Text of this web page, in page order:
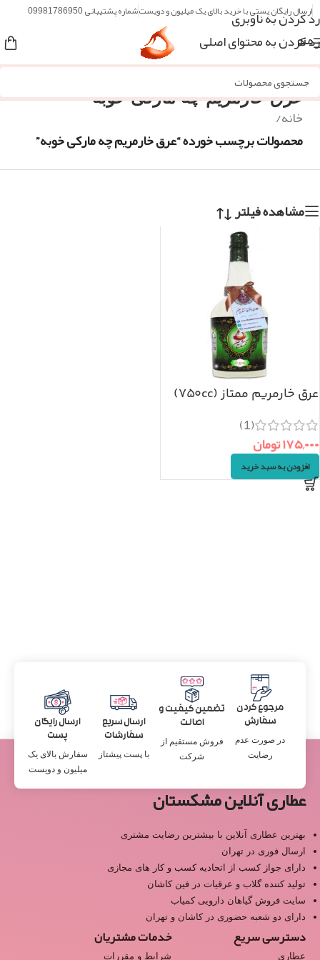
رد کردن به ناوبری
رد کردن به محتوای اصلی
ارسال رایگان پستی با خرید بالای یک میلیون و دویستشماره پشتیبانی 09981786950
منو
عرق خارمریم چه مارکی خوبه
خانه/
محصولات برچسب خورده “عرق خارمریم چه مارکی خوبه”
مشاهده فیلتر
عرق خارمریم ممتاز (۷۵۰cc)
(1)
۱۷۵,۰۰۰تومان
افزودن به سبد خرید
مرجوع کردن
سفارش
در صورت عدم
رضایت
تضمین کیفیت و
اصالت
فروش مستقیم از
شرکت
ارسال سریع
سفارشات
با پست پیشتاز
ارسال رایگان
پست
سفارش بالای یک
میلیون و دویست
عطاری آنلاین مشکستان
بهترین عطاری آنلاین با بیشترین رضایت مشتری
ارسال فوری در تهران
دارای جواز کسب از اتحادیه کسب و کار های مجازی
تولید کننده گلاب و عرقیات در فین کاشان
سایت فروش گیاهان دارویی کمیاب
دارای دو شعبه حضوری در کاشان و تهران
دسترسی سریع
عطاری
خدمات مشتریان
شرایط و مقررات